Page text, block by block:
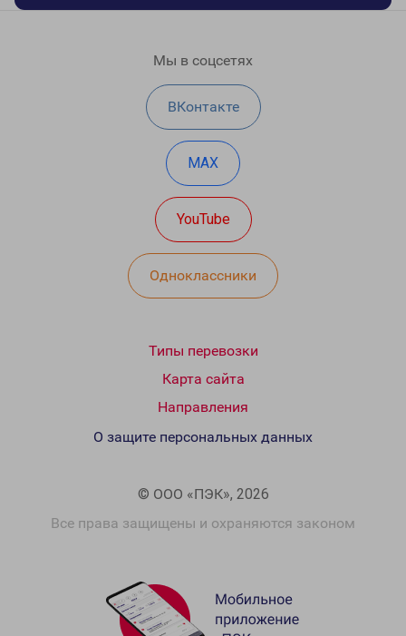
Мы в соцсетях
ВКонтакте
MAX
YouTube
Одноклассники
Типы перевозки
Карта сайта
Направления
© ООО «ПЭК», 2026
Все права защищены и охраняются законом
О защите персональных данных